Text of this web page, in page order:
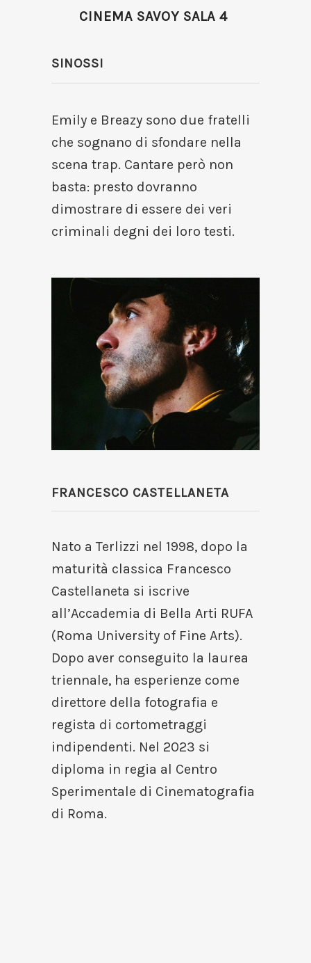
CINEMA SAVOY SALA 4
SINOSSI
Emily e Breazy sono due fratelli
che sognano di sfondare nella
scena trap. Cantare però non
basta: presto dovranno
dimostrare di essere dei veri
criminali degni dei loro testi.
FRANCESCO CASTELLANETA
Nato a Terlizzi nel 1998, dopo la
maturità classica Francesco
Castellaneta si iscrive
all’Accademia di Bella Arti RUFA
(Roma University of Fine Arts).
Dopo aver conseguito la laurea
triennale, ha esperienze come
direttore della fotografia e
regista di cortometraggi
indipendenti. Nel 2023 si
diploma in regia al Centro
Sperimentale di Cinematografia
di Roma.